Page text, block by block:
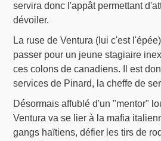
servira donc l'appât permettant
dévoiler.
La ruse de Ventura (lui c'est
passer pour un jeune stagiaire
ces colons de canadiens. Il est
services de Pinard, la cheffe de
Désormais affublé d'un "mentor"
Ventura va se lier à la mafia
gangs haïtiens, défier les tirs de